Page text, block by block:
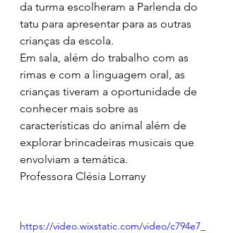
da turma escolheram a Parlenda do
tatu para apresentar para as outras
crianças da escola.
Em sala, além do trabalho com as
rimas e com a linguagem oral, as
crianças tiveram a oportunidade de
conhecer mais sobre as
características do animal além de
explorar brincadeiras musicais que
envolviam a temática.
Professora Clésia Lorrany
https://video.wixstatic.com/video/c794e7_